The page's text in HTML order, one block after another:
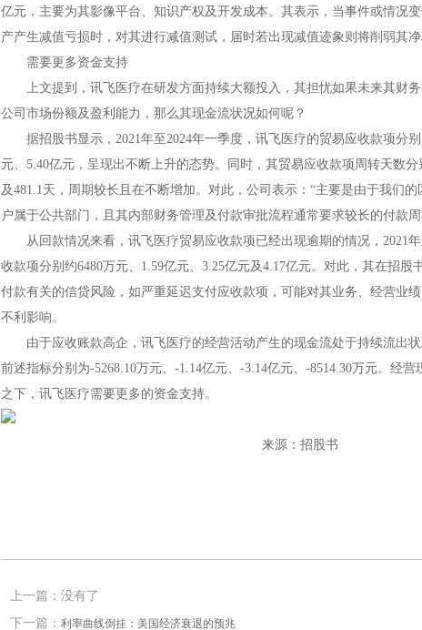
亿元，主要为其影像平台、知识产权及开发成本。其表示，当事件或情况
产产生减值亏损时，对其进行减值测试，届时若出现减值迹象则将削弱其净
需要更多资金支持
上文提到，讯飞医疗在研发方面持续大额投入，其担忧如果未来其财
公司市场份额及盈利能力，那么其现金流状况如何呢？
据招股书显示，2021年至2024年一季度，讯飞医疗的贸易应收款项分
元、5.40亿元，呈现出不断上升的态势。同时，其贸易应收款项周转天数分
及481.1天，周期较长且在不断增加。对此，公司表示：“主要是由于我们
户属于公共部门，且其内部财务管理及付款审批流程通常要求较长的付款
从回款情况来看，讯飞医疗贸易应收款项已经出现逾期的情况，2021
收款项分别约6480万元、1.59亿元、3.25亿元及4.17亿元。对此，其在招股
付款有关的信贷风险，如严重延迟支付应收款项，可能对其业务、经营业
不利影响。
由于应收账款高企，讯飞医疗的经营活动产生的现金流处于持续流出
前述指标分别为-5268.10万元、-1.14亿元、-3.14亿元、-8514.30万元。经
之下，讯飞医疗需要更多的资金支持。
来源：招股书
上一篇：没有了
下一篇： 利率曲线倒挂：美国经济衰退的预兆